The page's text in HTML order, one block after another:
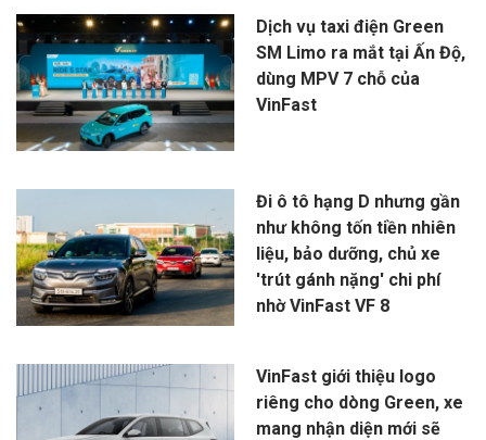
Dịch vụ taxi điện Green
SM Limo ra mắt tại Ấn Độ,
dùng MPV 7 chỗ của
VinFast
Đi ô tô hạng D nhưng gần
như không tốn tiền nhiên
liệu, bảo dưỡng, chủ xe
'trút gánh nặng' chi phí
nhờ VinFast VF 8
VinFast giới thiệu logo
riêng cho dòng Green, xe
mang nhận diện mới sẽ